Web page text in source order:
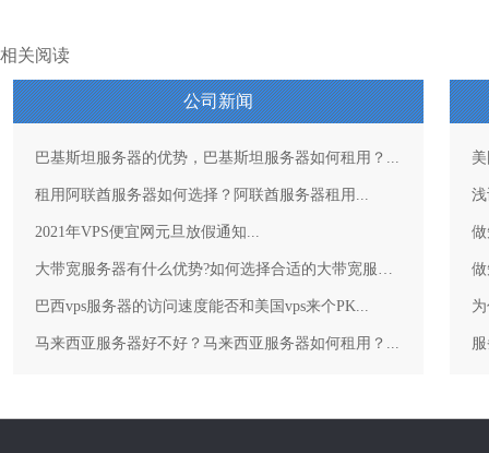
相关阅读
公司新闻
巴基斯坦服务器的优势，巴基斯坦服务器如何租用？...
租用阿联酋服务器如何选择？阿联酋服务器租用...
2021年VPS便宜网元旦放假通知...
大带宽服务器有什么优势?如何选择合适的大带宽服务器？...
巴西vps服务器的访问速度能否和美国vps来个PK...
马来西亚服务器好不好？马来西亚服务器如何租用？...